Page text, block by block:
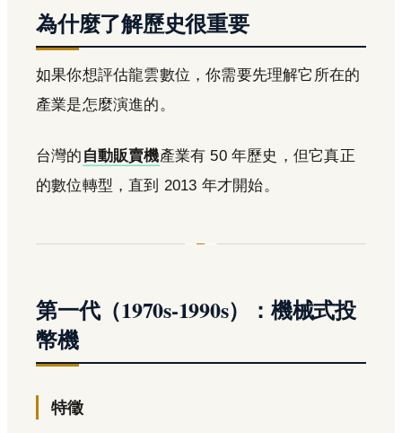
為什麼了解歷史很重要
如果你想評估龍雲數位，你需要先理解它所在的
產業是怎麼演進的。
台灣的 自動販賣機產業有 50 年歷史，但它真正
的數位轉型，直到 2013 年才開始。
第一代（1970s-1990s）：機械式投
幣機
特徵